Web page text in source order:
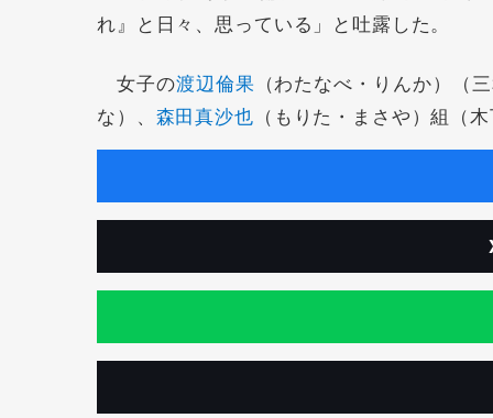
れ』と日々、思っている」と吐露した。
女子の渡辺倫果 （わたなべ・りんか）（
な）、 森田真沙也 （もりた・まさや）組（